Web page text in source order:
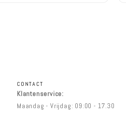
CONTACT
Klantenservice:
Maandag - Vrijdag: 09:00 - 17.30